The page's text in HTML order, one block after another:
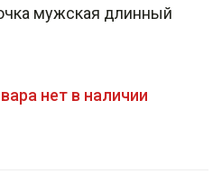
мужская длинный
нет в наличии